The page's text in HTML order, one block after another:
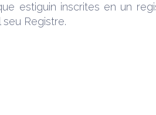
estiguin inscrites en un
Registre.